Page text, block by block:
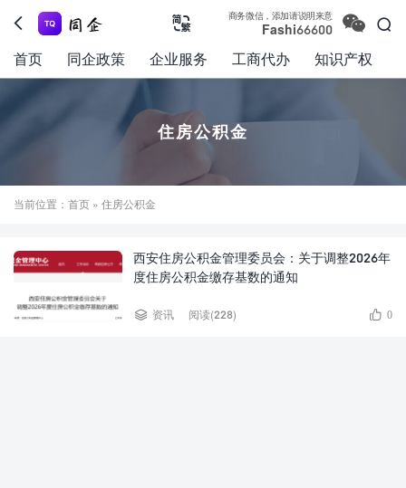
 
商务微信，添加请说明来意
Fashi66600 

首页 同企政策 企业服务 工商代办 知识产权
住房公积金
当前位置： 首页 » 住房公积金
西安住房公积金管理委员会：关于调整2026年
度住房公积金缴存基数的通知
 资讯 阅读(228)  0